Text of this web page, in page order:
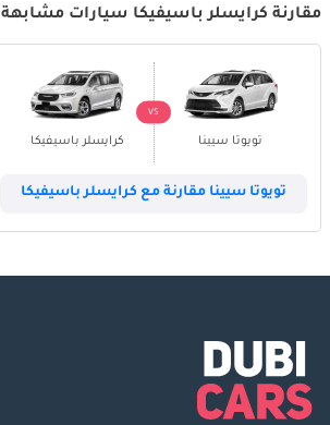
مقارنة كرايسلر باسيفيكا سيارات مشابهة
تويوتا سيينا
VS
كرايسلر باسيفيكا
تويوتا سيينا مقارنة مع كرايسلر باسيفيكا